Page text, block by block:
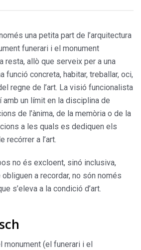
una petita part de l’arquitectura
funerari i el monument
resta, allò que serveix per a una
funció concreta, habitar, treballar, oci,
regne de l’art. La visió funcionalista
un límit en la disciplina de
de l’ànima, de la memòria o de la
a les quals es dediquen els
recórrer a l’art.
no és excloent, sinó inclusiva,
a recordar, no són només
s’eleva a la condició d’art.
(el funerari i el